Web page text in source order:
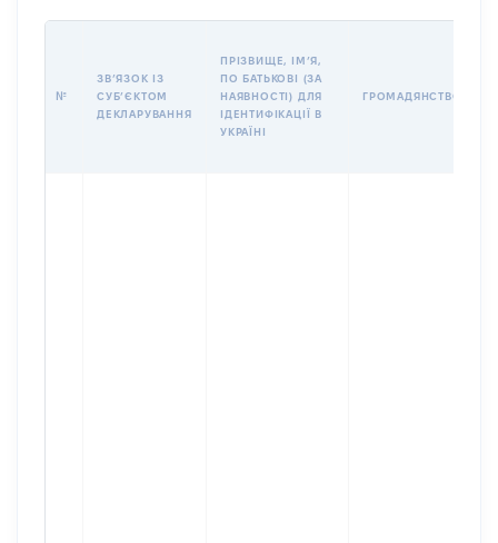
№
ЗВʼЯЗОК ІЗ
СУБʼЄКТОМ
ДЕКЛАРУВАННЯ
ПРІЗВИЩЕ, ІМʼЯ,
ПО БАТЬКОВІ (ЗА
НАЯВНОСТІ) ДЛЯ
ІДЕНТИФІКАЦІЇ В
УКРАЇНІ
ГРОМАДЯНСТВО